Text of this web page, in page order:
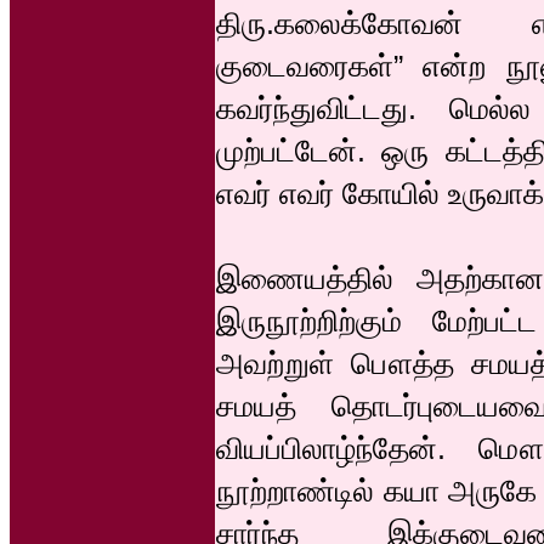
திரு.கலைக்கோவன்
குடைவரைகள்” என்ற
கவர்ந்துவிட்டது.
முற்பட்டேன். ஒரு
எவர் எவர் கோயில்
இணையத்தில் அதற்கான
இருநூற்றிற்கும்
அவற்றுள் பௌத்த
சமயத்
வியப்பிலாழ்ந்தேன்.
நூற்றாண்டில் கயா
சார்ந்த